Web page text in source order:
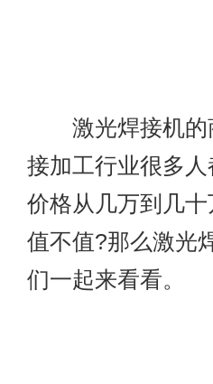
激光焊接机的
接加工行业很多
价格从几万到几
值不值?那么激光
们一起来看看。